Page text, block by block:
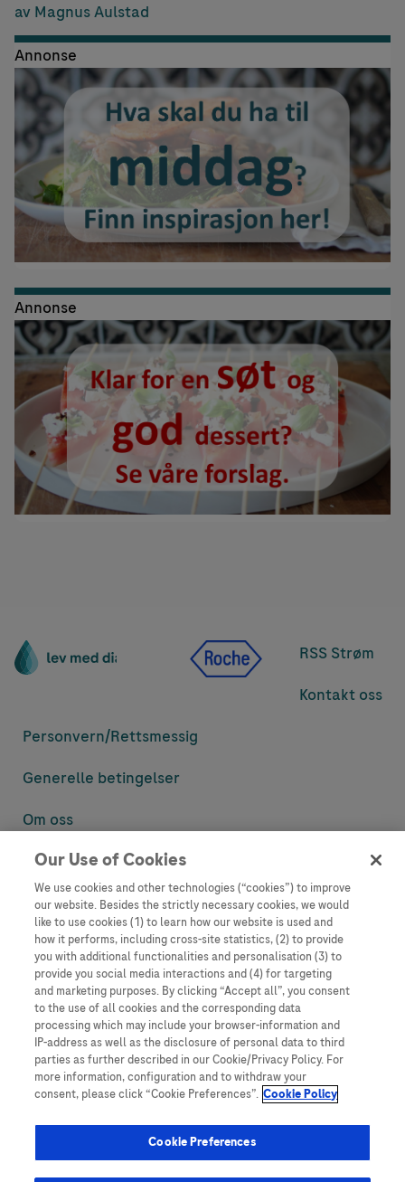
av Magnus Aulstad
Annonse
Annonse
RSS Strøm
Kontakt oss
Personvern/Rettsmessig
Generelle betingelser
Om oss
Denne nettsiden inneholder informasjon som er målsatt til en stor
informasjon som ellers ikke er tilgjengelig eller gyldig i ditt land.
Vennligst vær oppmerksom på at vi ikke tar noe ansvar for tilgang til
informasjon som muligens ikke er i samsvar med noen gyldig juridisk
prosess, regulering, registrering eller bruk i bostedslandet ditt.
Roche har ikke alltid mulighet til å kvalitetssikre andres innlegg, men
vil fjerne villedende eller upassende innlegg så langt det lar seg gjøre.
Vi har ikke ansvar for innhold på eksterne nettsider som det lenkes til.
Kopiering av materiale fra dette nettstedet for bruk annet sted er ikke
tillatt uten avtale. Nettstedet selger plass til annonsører, og slikt
innhold er merket.
Dette nettstedet er ikke beregnet for å rapportere bivirkninger eller
hendelse, se www.accu-chek.no.
© 2025, Roche. Alle rettigheter forbeholdt.
Our Use of Cookies
We use cookies and other technologies (“cookies”) to improve
our website. Besides the strictly necessary cookies, we would
like to use cookies (1) to learn how our website is used and
how it performs, including cross-site statistics, (2) to provide
you with additional functionalities and personalisation (3) to
provide you social media interactions and (4) for targeting
and marketing purposes. By clicking “Accept all”, you consent
to the use of all cookies and the corresponding data
processing which may include your browser-information and
IP-address as well as the disclosure of personal data to third
parties as further described in our Cookie/Privacy Policy. For
more information, configuration and to withdraw your
consent, please click “Cookie Preferences”. Cookie Policy
Cookie Preferences